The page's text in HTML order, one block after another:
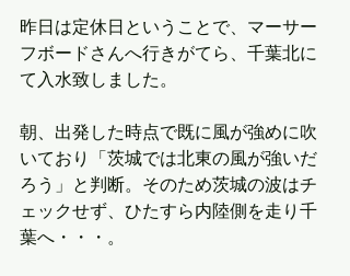
昨日は定休日ということで、マーサー
フボードさんへ行きがてら、千葉北に
て入水致しました。
朝、出発した時点で既に風が強めに吹
いており「茨城では北東の風が強いだ
ろう」と判断。そのため茨城の波はチ
ェックせず、ひたすら内陸側を走り千
葉へ・・・。